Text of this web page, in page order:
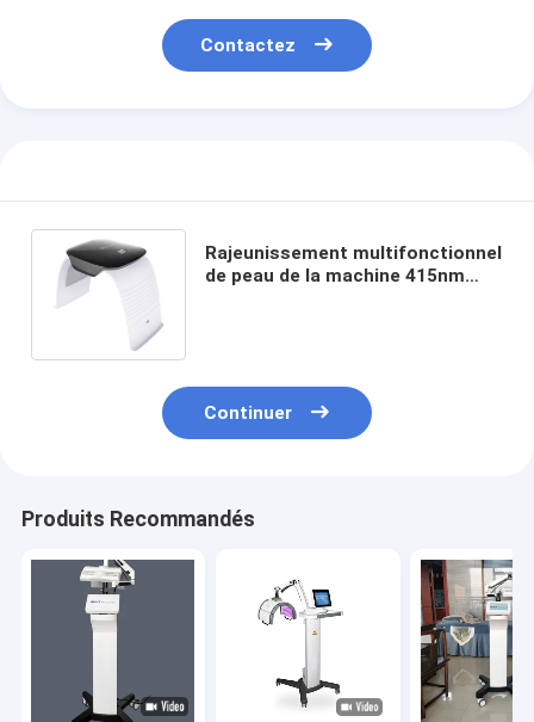
Contactez
Rajeunissement multifonctionnel
de peau de la machine 415nm
Continuer
Produits Recommandés